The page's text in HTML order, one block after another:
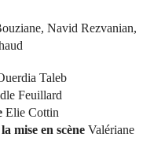
Navid Rezvanian,
Taleb
Feuillard
Elie Cottin
mise en scène Valériane